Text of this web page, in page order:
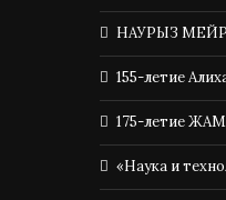
НАУРЫЗ
155-летие
175-летие
«Наука и